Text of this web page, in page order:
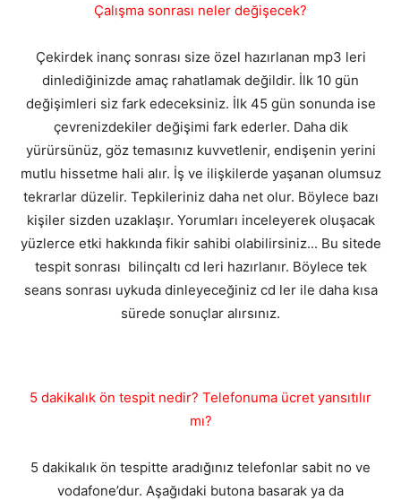
Çalışma sonrası neler değişecek?
Çekirdek inanç sonrası size özel hazırlanan mp3 leri
dinlediğinizde amaç rahatlamak değildir. İlk 10 gün
değişimleri siz fark edeceksiniz. İlk 45 gün sonunda ise
çevrenizdekiler değişimi fark ederler. Daha dik
yürürsünüz, göz temasınız kuvvetlenir, endişenin yerini
mutlu hissetme hali alır. İş ve ilişkilerde yaşanan olumsuz
tekrarlar düzelir. Tepkileriniz daha net olur. Böylece bazı
kişiler sizden uzaklaşır. Yorumları inceleyerek oluşacak
yüzlerce etki hakkında fikir sahibi olabilirsiniz... Bu sitede
tespit sonrası bilinçaltı cd leri hazırlanır. Böylece tek
seans sonrası uykuda dinleyeceğiniz cd ler ile daha kısa
sürede sonuçlar alırsınız.
5 dakikalık ön tespit nedir? Telefonuma ücret yansıtılır
mı?
5 dakikalık ön tespitte aradığınız telefonlar sabit no ve
vodafone’dur. Aşağıdaki butona basarak ya da